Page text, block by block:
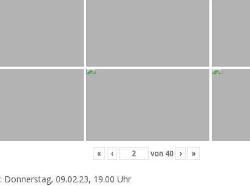
« ‹ von 40 › »
: Donnerstag, 09.02.23, 19.00 Uhr